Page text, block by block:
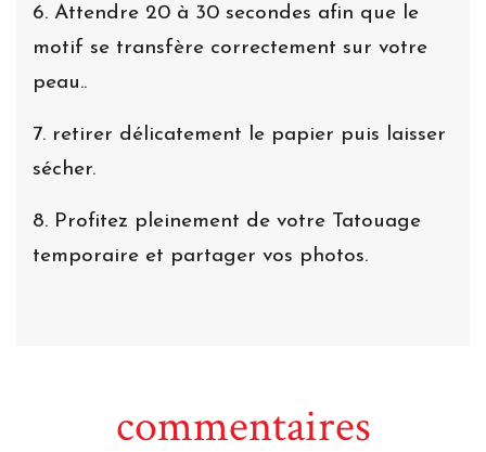
6. Attendre 20 à 30 secondes afin que le
motif se transfère correctement sur votre
peau..
7. retirer délicatement le papier puis laisser
sécher.
8. Profitez pleinement de votre Tatouage
temporaire et partager vos photos.
commentaires